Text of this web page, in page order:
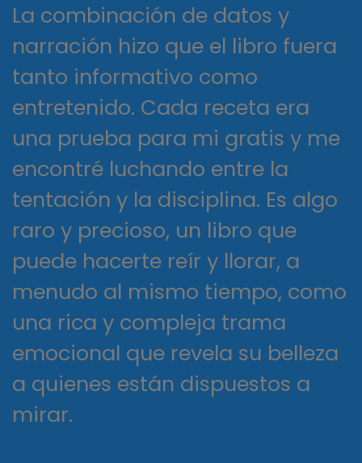
La combinación de datos y
narración hizo que el libro fuera
tanto informativo como
entretenido. Cada receta era
una prueba para mi gratis y me
encontré luchando entre la
tentación y la disciplina. Es algo
raro y precioso, un libro que
puede hacerte reír y llorar, a
menudo al mismo tiempo, como
una rica y compleja trama
emocional que revela su belleza
a quienes están dispuestos a
mirar.